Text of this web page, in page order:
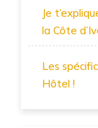
Je
la Côte
Les
Hôtel !